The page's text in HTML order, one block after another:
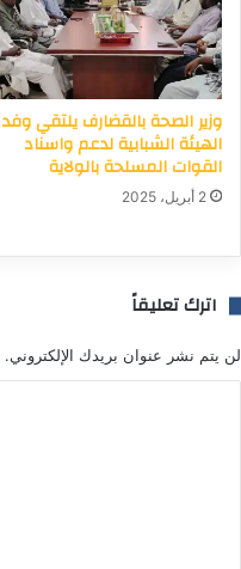
وزير الصحة بالقضارف يلتقي وفد
الهيئة الشبابية لدعم واسناد
القوات المسلحة بالولاية
2 أبريل، 2025
اترك تعليقاً
لن يتم نشر عنوان بريدك الإلكتروني.